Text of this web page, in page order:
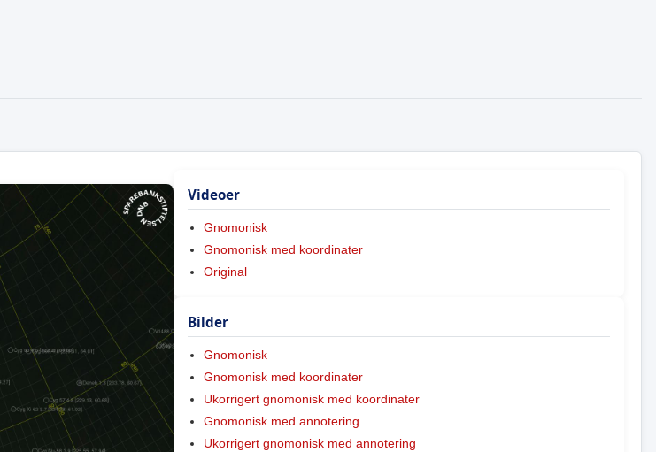
Videoer
Gnomonisk
Gnomonisk med koordinater
Original
Bilder
Gnomonisk
Gnomonisk med koordinater
Ukorrigert gnomonisk med koordinater
Gnomonisk med annotering
Ukorrigert gnomonisk med annotering